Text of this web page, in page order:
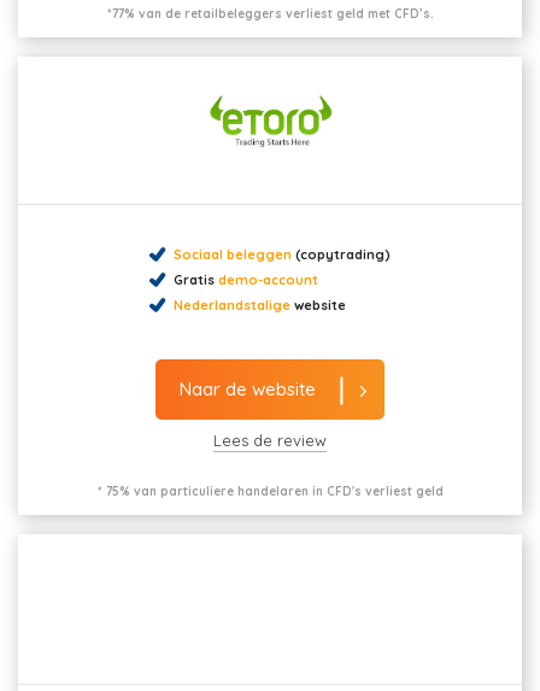
*77% van de retailbeleggers verliest geld met CFD’s.
Sociaal beleggen (copytrading)
Gratis demo-account
Nederlandstalige website
Naar de website
Lees de review
* 75% van particuliere handelaren in CFD's verliest geld